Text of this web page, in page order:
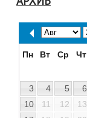
Пн Вт Ср Чт
3
4 5 6
10
11 12 13